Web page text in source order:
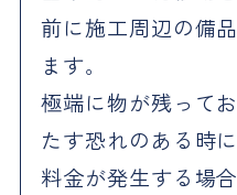
前に施工周辺の備
ます。
極端に物が残って
たす恐れのある時
料金が発生する場